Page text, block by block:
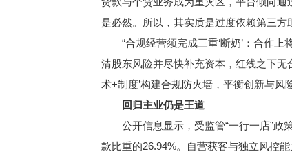
是必然。所以，其实质是过度依赖第三方
“合规经营须完成三重‘断奶’：合作上
清股东风险并尽快补充资本，红线之下无
术+制度’构建合规防火墙，平衡创新与风
回归主业仍是王道
公开信息显示，受监管“一行一店”政策
款比重的26.94%。自营获客与独立风控